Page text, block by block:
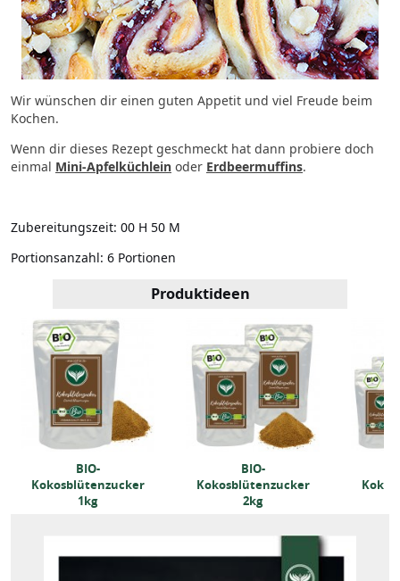
Wir wünschen dir einen guten Appetit und viel Freude beim
Kochen.
Wenn dir dieses Rezept geschmeckt hat dann probiere doch
einmal Mini-Apfelküchlein oder Erdbeermuffins.
Zubereitungszeit: 00 H 50 M
Portionsanzahl: 6 Portionen
Produktideen
BIO-
Kokosblütenzucker
1kg
BIO-
Kokosblütenzucker
2kg